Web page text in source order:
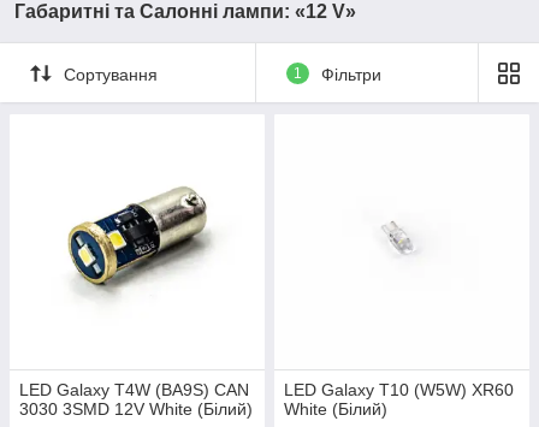
Габаритні та Салонні лампи: «12 V»
Сортування 1 Фільтри
LED Galaxy T4W (BA9S) CAN
3030 3SMD 12V White (Білий)
LED Galaxy T10 (W5W) XR60
White (Білий)